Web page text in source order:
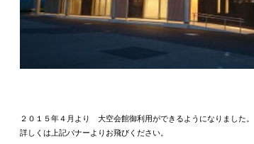
２０１５年４月より 大空会館御利用ができるようになりました。
詳しくは上記バナーよりお飛びください。